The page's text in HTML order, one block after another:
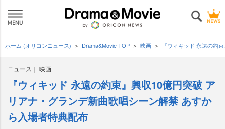
ホーム (オリコンニュース) Drama&Movie TOP 映画 『ウィキッド 永遠の約
ニュース 映画
『ウィキッド 永遠の約束』興収10億円突破 ア
リアナ・グランデ新曲歌唱シーン解禁 あすか
ら入場者特典配布